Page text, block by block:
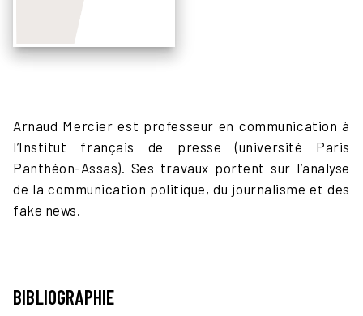
Arnaud Mercier est professeur en communication à
l’Institut français de presse (université Paris
Panthéon-Assas). Ses travaux portent sur l’analyse
de la communication politique, du journalisme et des
fake news.
BIBLIOGRAPHIE